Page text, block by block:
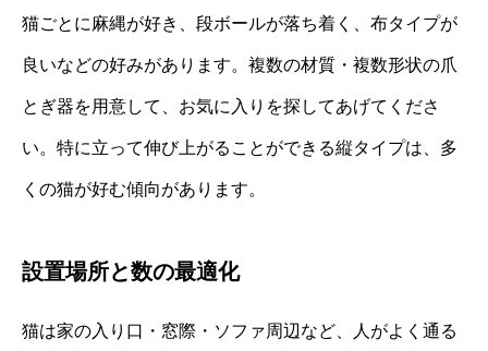
猫ごとに麻縄が好き、段ボールが落ち着く、布タイプが
良いなどの好みがあります。複数の材質・複数形状の爪
とぎ器を用意して、お気に入りを探してあげてくださ
い。特に立って伸び上がることができる縦タイプは、多
くの猫が好む傾向があります。
設置場所と数の最適化
猫は家の入り口・窓際・ソファ周辺など、人がよく通る